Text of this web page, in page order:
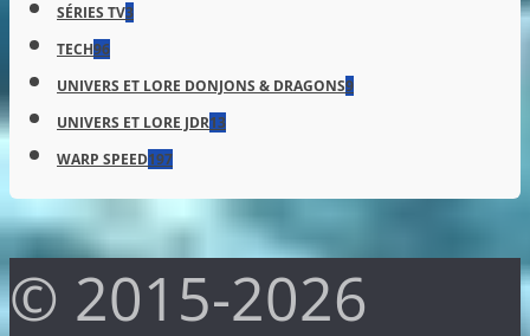
SÉRIES TV3
TECH96
UNIVERS ET LORE DONJONS & DRAGONS9
UNIVERS ET LORE JDR13
WARP SPEED197
© 2015-2026